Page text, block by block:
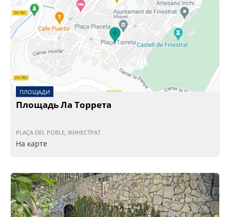
ПЛОЩАДИ
Площадь Ла Торрета
PLAÇA DEL POBLE, ФИНЕСТРАТ
На карте